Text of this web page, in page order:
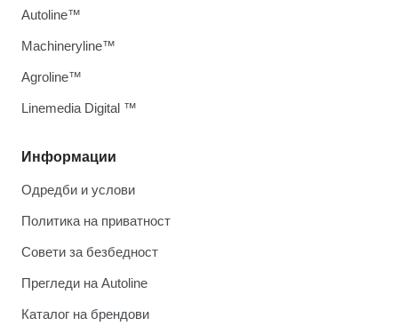
Информации
Одредби и услови
Политика на приватност
Совети за безбедност
Прегледи на Autoline
Каталог на брендови
Autoline™
Machineryline™
Agroline™
Linemedia Digital ™